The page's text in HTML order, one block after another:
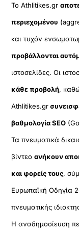
Το Athlitikes.gr
περιεχομένου
και τυχόν
προβάλλονται
ιστοσελίδες. Οι
κάθε προβολή,
Athlitikes.gr
βαθμολογία SEO
Τα πνευματικά
βίντεοανήκουν
και φορείς τους,
Ευρωπαϊκή Οδηγία
πνευματικής
Η αναδημοσίευση